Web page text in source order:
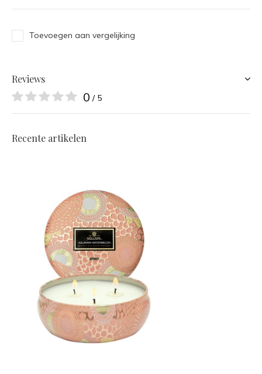
Toevoegen aan vergelijking
Reviews
0 / 5
Recente artikelen